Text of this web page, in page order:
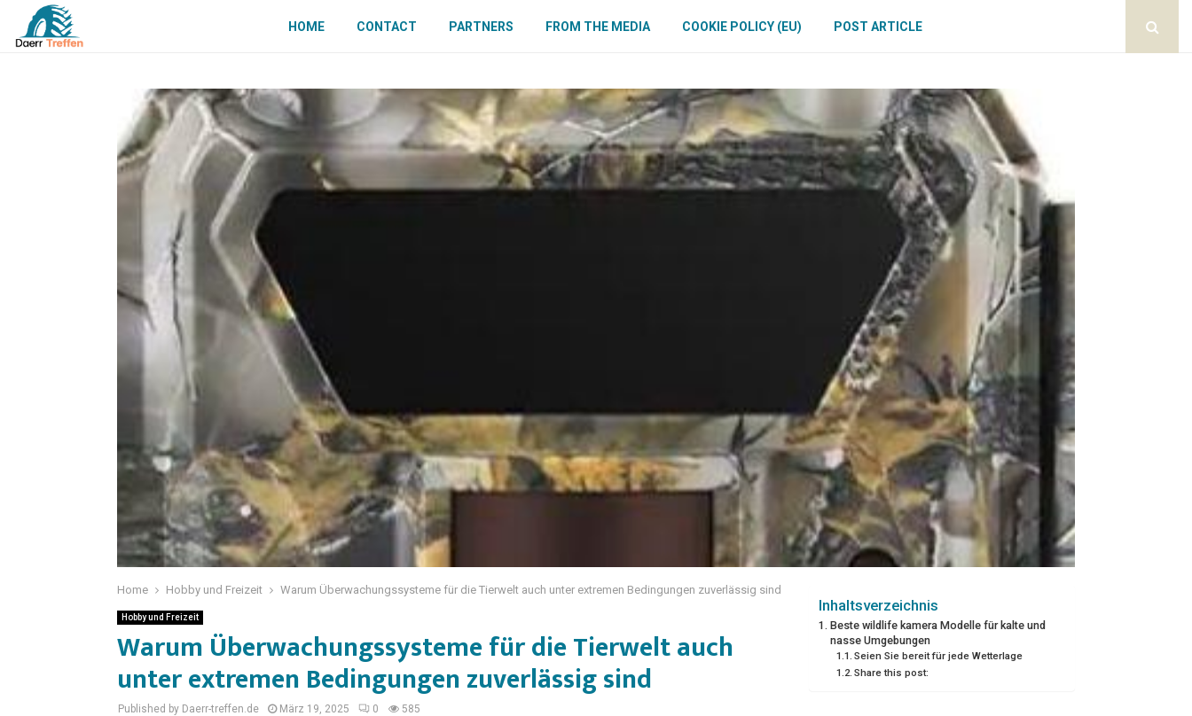
HOME CONTACT PARTNERS FROM THE MEDIA COOKIE POLICY (EU) POST ARTICLE
Home Hobby und Freizeit Warum Überwachungssysteme für die Tierwelt auch unter extremen Bedingungen zuverlässig sind
Hobby und Freizeit
Warum Überwachungssysteme für die Tierwelt auch
unter extremen Bedingungen zuverlässig sind
Published by Daerr-treffen.de März 19, 2025 0 585
Inhaltsverzeichnis
Beste wildlife kamera Modelle für kalte und
nasse Umgebungen
Seien Sie bereit für jede Wetterlage
Share this post: